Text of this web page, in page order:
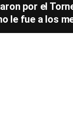
por el
le fue a los